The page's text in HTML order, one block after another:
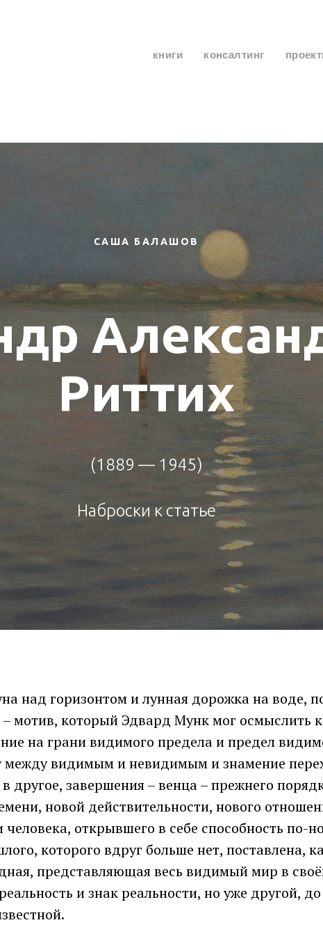
книги консалтинг
САША БАЛАШОВ
Риттих
(1889 — 1945)
Наброски к статье
над горизонтом и лунная дорожка на воде,
– мотив, который Эдвард Мунк мог осмыслить
на грани видимого предела и предел
между видимым и невидимым и знамение
другое, завершения – венца – прежнего
новой действительности, нового
человека, открывшего в себе способность по-
которого вдруг больше нет, поставлена,
представляющая весь видимый мир в
и знак реальности, но уже другой,